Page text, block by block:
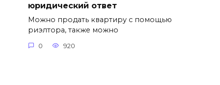
юридический ответ
Можно продать квартиру с помощью
риэлтора, также можно
0 920